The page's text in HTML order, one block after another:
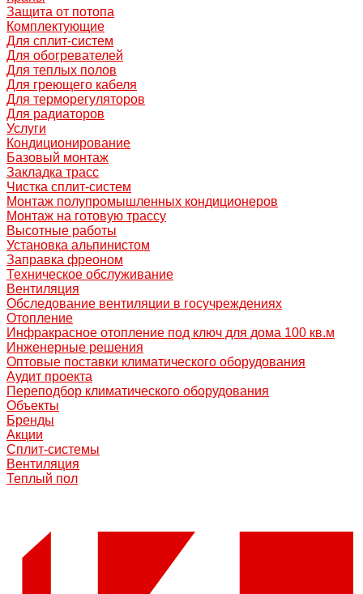
Защита от потопа
Комплектующие
Для сплит-систем
Для обогревателей
Для теплых полов
Для греющего кабеля
Для терморегуляторов
Для радиаторов
Услуги
Кондиционирование
Базовый монтаж
Закладка трасс
Чистка сплит-систем
Монтаж полупромышленных кондиционеров
Монтаж на готовую трассу
Высотные работы
Установка альпинистом
Заправка фреоном
Техническое обслуживание
Вентиляция
Обследование вентиляции в госучреждениях
Отопление
Инфракрасное отопление под ключ для дома 100 кв.м
Инженерные решения
Оптовые поставки климатического оборудования
Аудит проекта
Переподбор климатического оборудования
Объекты
Бренды
Акции
Сплит-системы
Вентиляция
Теплый пол